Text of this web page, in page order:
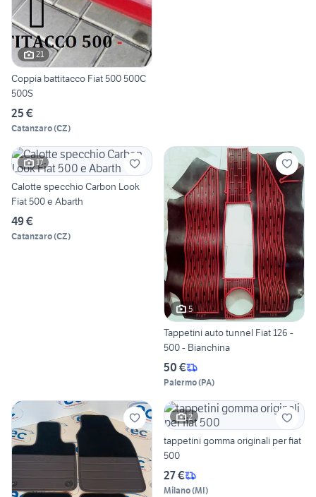
21
Coppia battitacco Fiat 500 500C
500S
25 €
Catanzaro(CZ)
17
Calotte specchio Carbon Look
Fiat 500 e Abarth
49 €
Catanzaro(CZ)
5
Tappetini auto tunnel Fiat 126 -
500 - Bianchina
50 €
Palermo(PA)
2
tappetini gomma originali per fiat
500
27 €
Milano(MI)